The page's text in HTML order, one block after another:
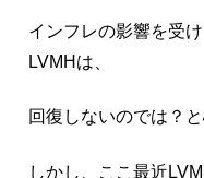
インフレの影響を受
LVMHは、
回復しないのでは？
しかし、ここ最近